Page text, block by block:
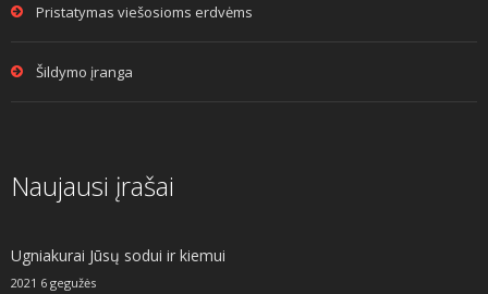
Pristatymas viešosioms erdvėms
Šildymo įranga
Naujausi įrašai
Ugniakurai Jūsų sodui ir kiemui
2021 6 gegužės